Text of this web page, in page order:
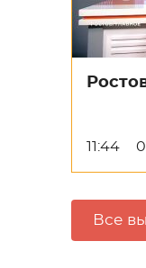
11:44
Все